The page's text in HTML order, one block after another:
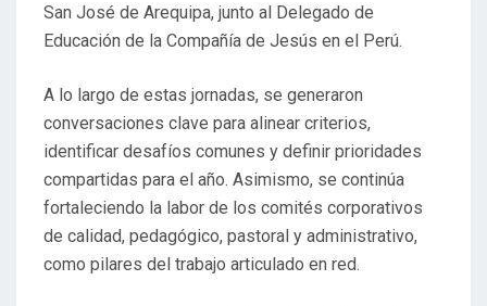
San José de Arequipa, junto al Delegado de
Educación de la Compañía de Jesús en el Perú.
A lo largo de estas jornadas, se generaron
conversaciones clave para alinear criterios,
identificar desafíos comunes y definir prioridades
compartidas para el año. Asimismo, se continúa
fortaleciendo la labor de los comités corporativos
de calidad, pedagógico, pastoral y administrativo,
como pilares del trabajo articulado en red.